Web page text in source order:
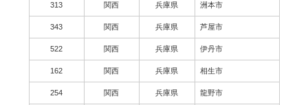
313 関西 兵庫県 洲本市
343 関西 兵庫県 芦屋市
522 関西 兵庫県 伊丹市
162 関西 兵庫県 相生市
254 関西 兵庫県 龍野市